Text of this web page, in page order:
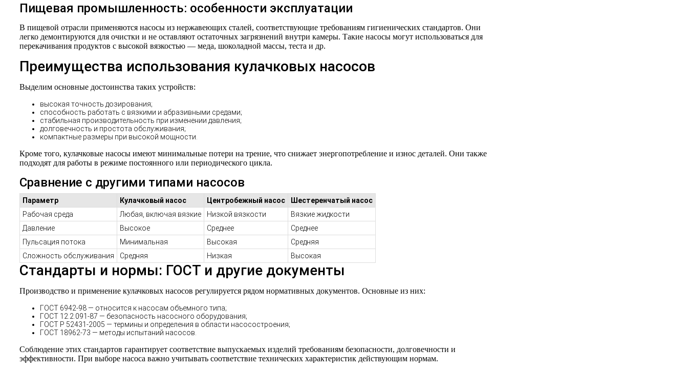
Пищевая промышленность: особенности эксплуатации
В пищевой отрасли применяются насосы из нержавеющих сталей, соответствующие требованиям гигиенических стандартов. Они
легко демонтируются для очистки и не оставляют остаточных загрязнений внутри камеры. Такие насосы могут использоваться для
перекачивания продуктов с высокой вязкостью — меда, шоколадной массы, теста и др.
Преимущества использования кулачковых насосов
Выделим основные достоинства таких устройств:
высокая точность дозирования;
способность работать с вязкими и абразивными средами;
стабильная производительность при изменении давления;
долговечность и простота обслуживания;
компактные размеры при высокой мощности.
Кроме того, кулачковые насосы имеют минимальные потери на трение, что снижает энергопотребление и износ деталей. Они также
подходят для работы в режиме постоянного или периодического цикла.
Сравнение с другими типами насосов
Параметр Кулачковый насос Центробежный насос
Шестеренчатый насос
Рабочая среда
Любая, включая вязкие Низкой вязкости
Вязкие жидкости
Давление
Высокое Среднее
Среднее
Пульсация потока
Минимальная Высокая
Средняя
Сложность обслуживания
Средняя Низкая Высокая
Стандарты и нормы: ГОСТ и другие документы
Производство и применение кулачковых насосов регулируется рядом нормативных документов. Основные из них:
ГОСТ 6942-98 — относится к насосам объемного типа;
ГОСТ 12.2.091-87 — безопасность насосного оборудования;
ГОСТ Р 52431-2005 — термины и определения в области насосостроения;
ГОСТ 18962-73 — методы испытаний насосов.
Соблюдение этих стандартов гарантирует соответствие выпускаемых изделий требованиям безопасности, долговечности и
эффективности. При выборе насоса важно учитывать соответствие технических характеристик действующим нормам.